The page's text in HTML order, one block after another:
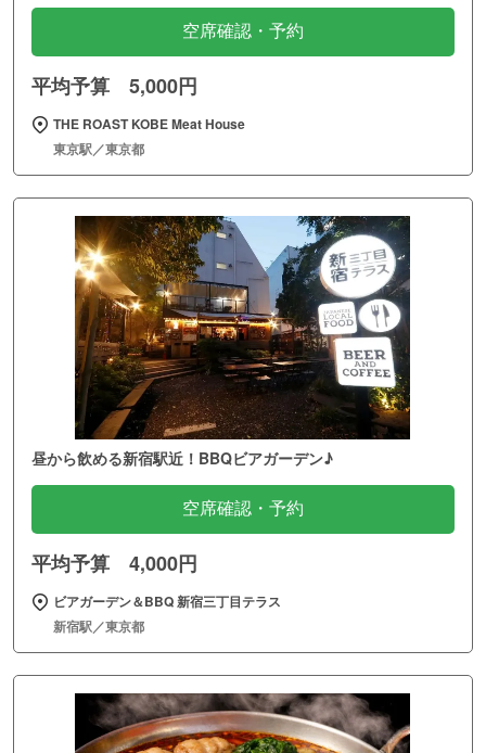
空席確認・予約
平均予算 5,000円
THE ROAST KOBE Meat House
東京駅／東京都
昼から飲める新宿駅近！BBQビアガーデン♪
空席確認・予約
平均予算 4,000円
ビアガーデン＆BBQ 新宿三丁目テラス
新宿駅／東京都